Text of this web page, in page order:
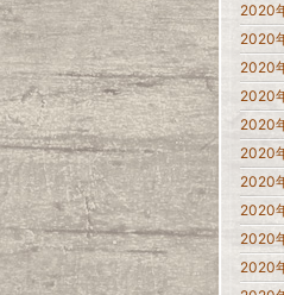
2020
2020
2020
2020
2020
2020
2020
2020
2020
2020